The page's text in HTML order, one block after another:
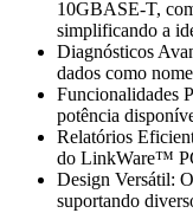
10GBASE-T,
simplificando a
Diagnósticos
dados como
Funcionalidades
potência
Relatórios
do LinkWare™
Design Versátil:
suportando